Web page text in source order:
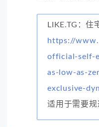
LIKE.TG：住
https://
official-self-
as-low-as-
exclusive-
适用于需要